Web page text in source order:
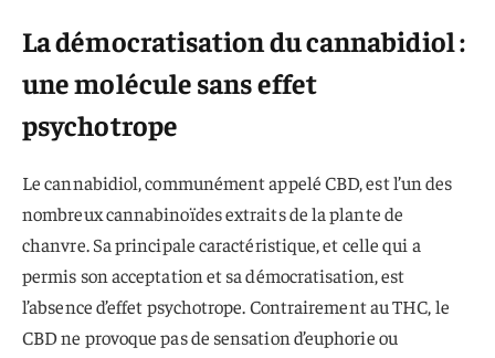
La démocratisation du cannabidiol :
une molécule sans effet
psychotrope
Le cannabidiol, communément appelé CBD, est l’un des
nombreux cannabinoïdes extraits de la plante de
chanvre. Sa principale caractéristique, et celle qui a
permis son acceptation et sa démocratisation, est
l’absence d’effet psychotrope. Contrairement au THC, le
CBD ne provoque pas de sensation d’euphorie ou